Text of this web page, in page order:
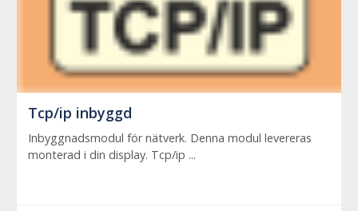
Tcp/ip inbyggd
Inbyggnadsmodul för nätverk. Denna modul levereras
monterad i din display. Tcp/ip ...